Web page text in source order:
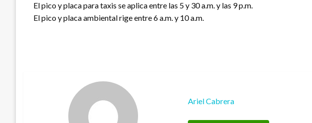
El pico y placa para taxis se aplica entre las 5 y 30 a.m. y las 9 p.m.
El pico y placa ambiental rige entre 6 a.m. y 10 a.m.
Ariel Cabrera